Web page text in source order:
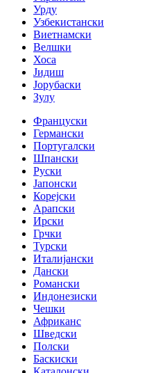
Урду
Узбекистански
Виетнамски
Велшки
Хоса
Јидиш
Јорубаски
Зулу
Француски
Германски
Португалски
Шпански
Руски
Јапонски
Корејски
Арапски
Ирски
Грчки
Турски
Италијански
Дански
Романски
Индонезиски
Чешки
Африканс
Шведски
Полски
Баскиски